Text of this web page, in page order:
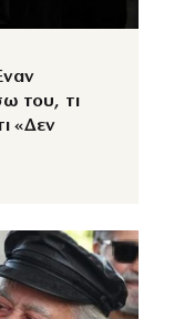
του, τι
«Δεν